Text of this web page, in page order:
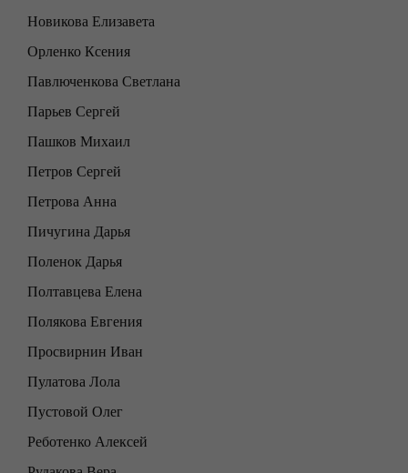
Новикова Елизавета
Орленко Ксения
Павлюченкова Светлана
Парьев Сергей
Пашков Михаил
Петров Сергей
Петрова Анна
Пичугина Дарья
Поленок Дарья
Полтавцева Елена
Полякова Евгения
Просвирнин Иван
Пулатова Лола
Пустовой Олег
Реботенко Алексей